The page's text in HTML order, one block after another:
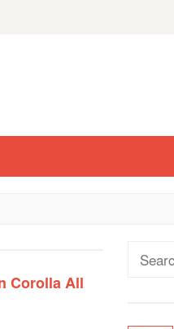
Corolla All
Search